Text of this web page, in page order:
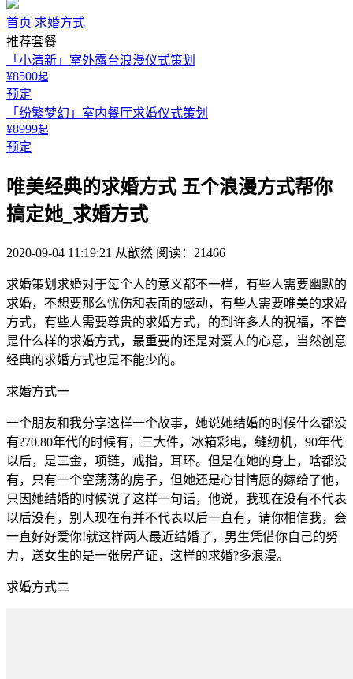
首页 求婚方式
推荐套餐
「小清新」室外露台浪漫仪式策划
¥8500起
预定
「纷繁梦幻」室内餐厅求婚仪式策划
¥8999起
预定
唯美经典的求婚方式 五个浪漫方式帮你
搞定她_求婚方式
2020-09-04 11:19:21 从歆然 阅读：21466
求婚策划求婚对于每个人的意义都不一样，有些人需要幽默的
求婚，不想要那么忧伤和表面的感动，有些人需要唯美的求婚
方式，有些人需要尊贵的求婚方式，的到许多人的祝福，不管
是什么样的求婚方式，最重要的还是对爱人的心意，当然创意
经典的求婚方式也是不能少的。
求婚方式一
一个朋友和我分享这样一个故事，她说她结婚的时候什么都没
有?70.80年代的时候有，三大件，冰箱彩电，缝纫机，90年代
以后，是三金，项链，戒指，耳环。但是在她的身上，啥都没
有，只有一个空荡荡的房子，但她还是心甘情愿的嫁给了他，
只因她结婚的时候说了这样一句话，他说，我现在没有不代表
以后没有，别人现在有并不代表以后一直有，请你相信我，会
一直好好爱你!就这样两人最近结婚了，男生凭借你自己的努
力，送女生的是一张房产证，这样的求婚?多浪漫。
求婚方式二